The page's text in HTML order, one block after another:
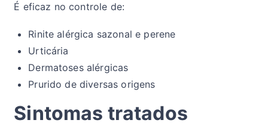
É eficaz no controle de:
Rinite alérgica sazonal e perene
Urticária
Dermatoses alérgicas
Prurido de diversas origens
Sintomas tratados